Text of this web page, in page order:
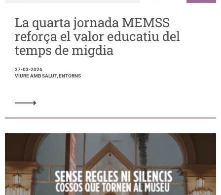
La quarta jornada MEMSS
reforça el valor educatiu del
temps de migdia
27-03-2026
VIURE AMB SALUT, ENTORNS